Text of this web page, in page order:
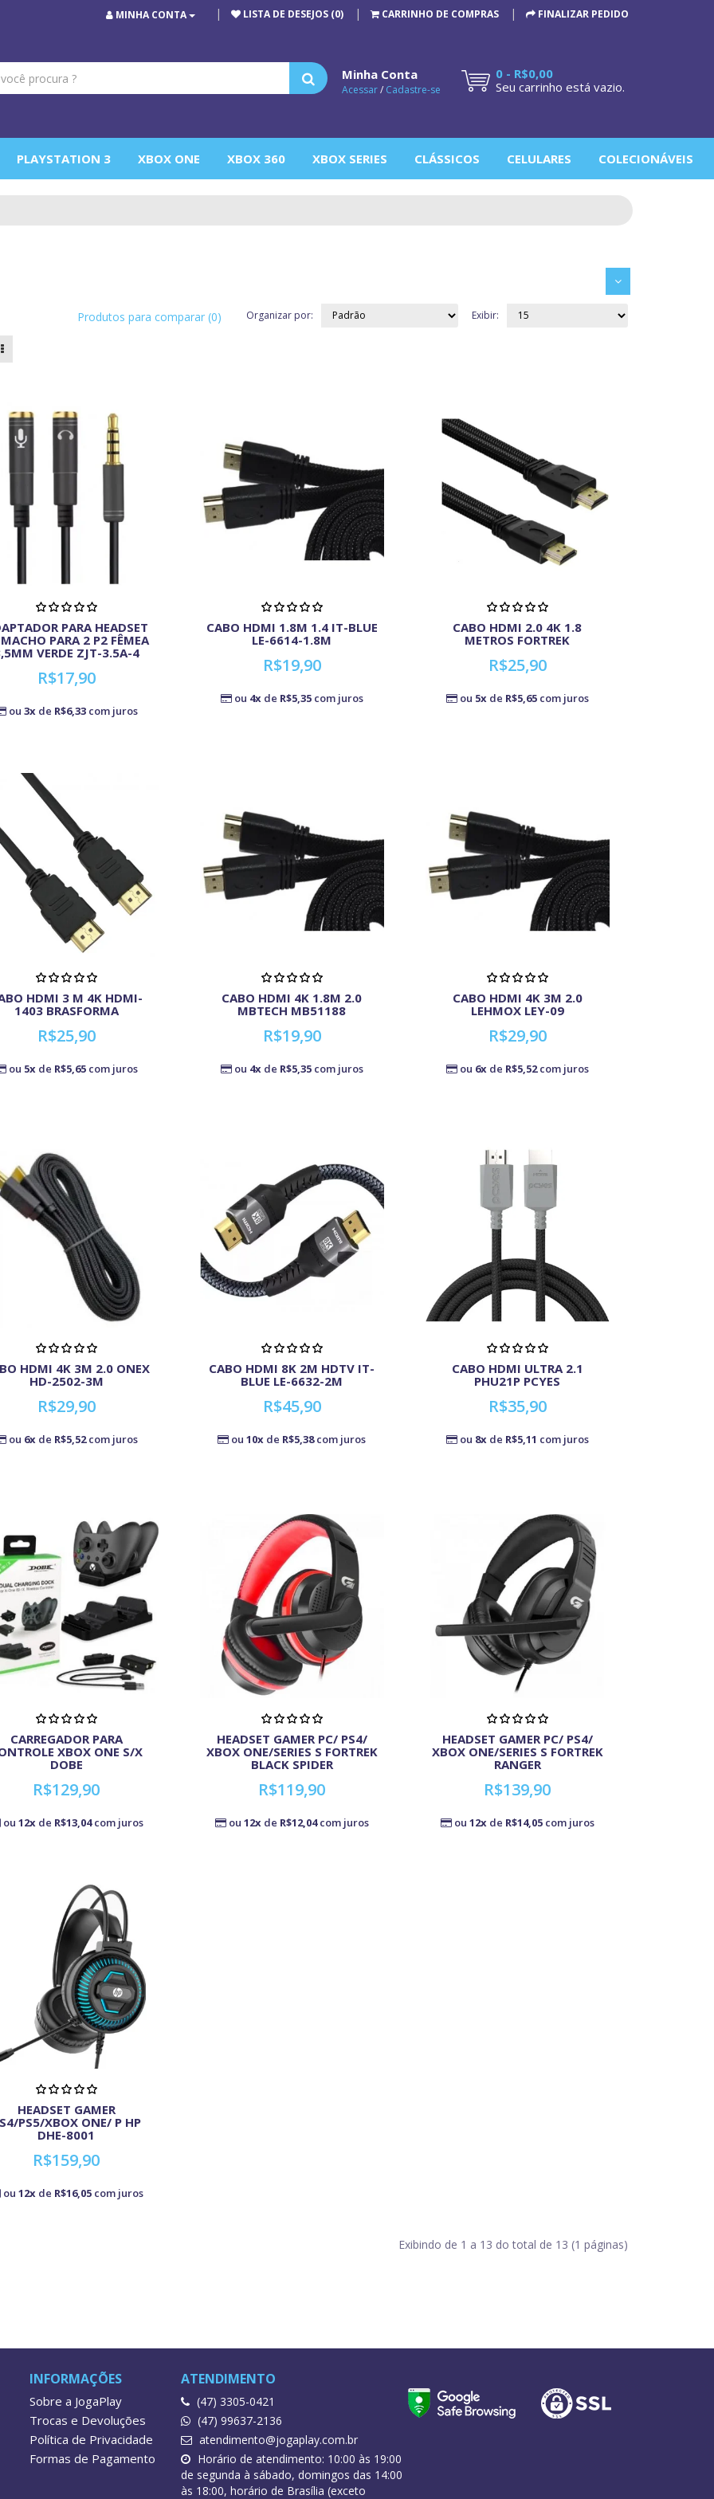
MINHA CONTA LISTA DE DESEJOS (0) CARRINHO DE COMPRAS FINALIZAR PEDIDO
Minha Conta
Acessar/ Cadastre-se
0 - R$0,00
Seu carrinho está vazio.
PLAYSTATION 3 XBOX ONE XBOX 360 XBOX SERIES CLÁSSICOS CELULARES COLECIONÁVEIS
Produtos para comparar (0) Organizar por: Exibir:
PARA HEADSET
PARA 2 P2 FÊMEA
VERDE ZJT-3.5A-4
R$17,90
ou 3xde R$6,33com juros
CABO HDMI 1.8M 1.4 IT-BLUE
LE-6614-1.8M
R$19,90
ou 4xde R$5,35com juros
CABO HDMI 2.0 4K 1.8
METROS FORTREK
R$25,90
ou 5xde R$5,65com juros
HDMI 3 M 4K HDMI-
1403 BRASFORMA
R$25,90
ou 5xde R$5,65com juros
CABO HDMI 4K 1.8M 2.0
MBTECH MB51188
R$19,90
ou 4xde R$5,35com juros
CABO HDMI 4K 3M 2.0
LEHMOX LEY-09
R$29,90
ou 6xde R$5,52com juros
HDMI 4K 3M 2.0 ONEX
HD-2502-3M
R$29,90
ou 6xde R$5,52com juros
CABO HDMI 8K 2M HDTV IT-
BLUE LE-6632-2M
R$45,90
ou10x de R$5,38com juros
CABO HDMI ULTRA 2.1
PHU21P PCYES
R$35,90
ou 8xde R$5,11 com juros
CARREGADOR PARA
XBOX ONE S/X
DOBE
R$129,90
ou 12xde R$13,04com juros
HEADSET GAMER PC/ PS4/
XBOX ONE/SERIES S FORTREK
BLACK SPIDER
R$119,90
ou 12xde R$12,04com juros
HEADSET GAMER PC/ PS4/
XBOX ONE/SERIES S FORTREK
RANGER
R$139,90
ou 12xde R$14,05com juros
HEADSET GAMER
PS5/XBOX ONE/ P HP
DHE-8001
R$159,90
ou 12x de R$16,05com juros
Exibindo de 1 a 13 do total de 13 (1 páginas)
INFORMAÇÕES
Sobre a JogaPlay
Trocas e Devoluções
Política de Privacidade
Formas de Pagamento
ATENDIMENTO
(47) 3305-0421
(47) 99637-2136
atendimento@jogaplay.com.br
Horário de atendimento: 10:00 às 19:00
de segunda à sábado, domingos das 14:00
às 18:00, horário de Brasília (exceto